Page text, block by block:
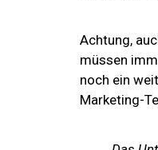
Achtung,
müssen
noch ein
Marketing-